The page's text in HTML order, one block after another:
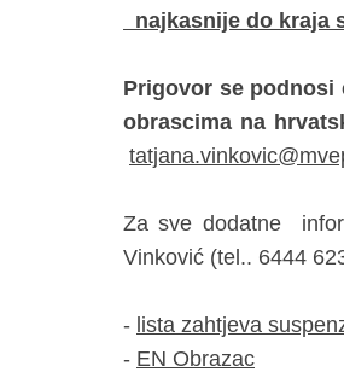
najkasnije do kraja
Prigovor se
obrascima na
Za sve dodatne
Vinković (tel.. 6444
- lista zahtjeva
- EN Obrazac